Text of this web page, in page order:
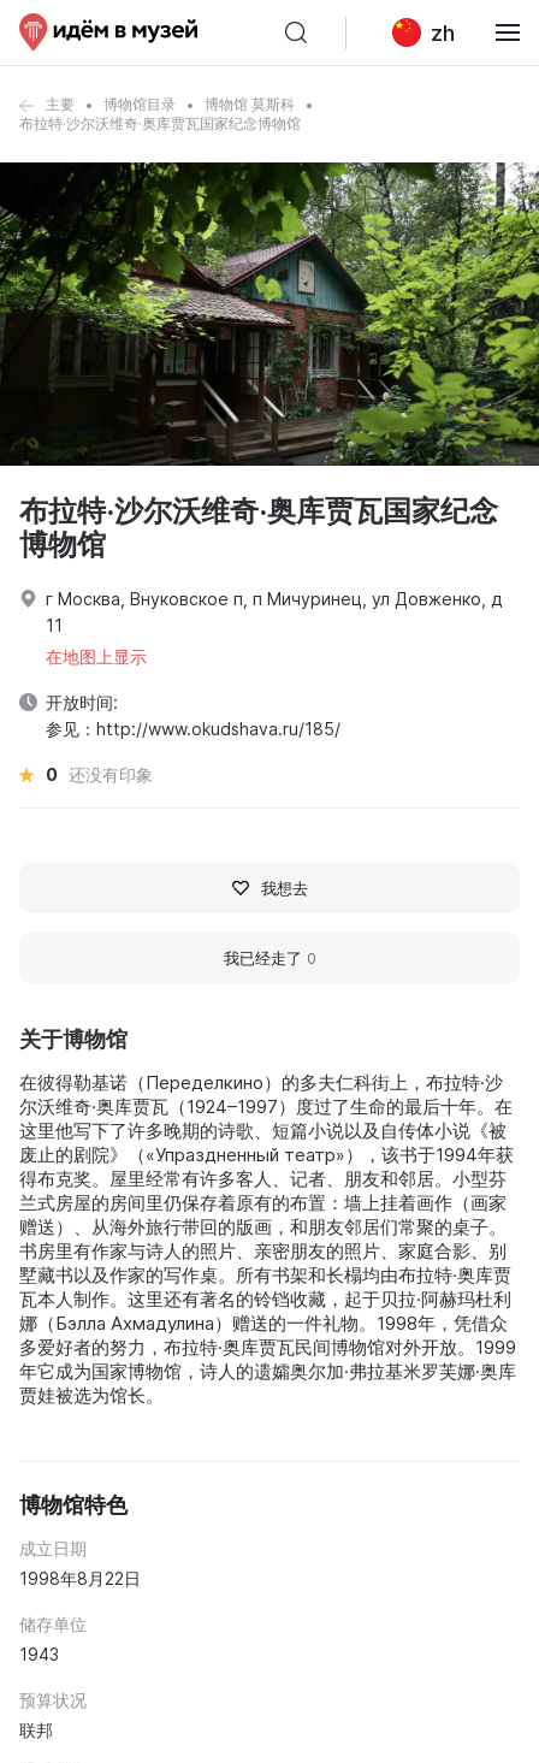
zh
主要 博物馆目录
博物馆 莫斯科
布拉特·沙尔沃维奇·奥库贾瓦国家纪念博物馆
关于博物馆
在彼得勒基诺（Переделкино）的多夫仁科街上，布拉特·沙
尔沃维奇·奥库贾瓦（1924–1997）度过了生命的最后十年。在
这里他写下了许多晚期的诗歌、短篇小说以及自传体小说《被
废止的剧院》（«Упраздненный театр»），该书于1994年获
得布克奖。屋里经常有许多客人、记者、朋友和邻居。小型芬
兰式房屋的房间里仍保存着原有的布置：墙上挂着画作（画家
赠送）、从海外旅行带回的版画，和朋友邻居们常聚的桌子。
书房里有作家与诗人的照片、亲密朋友的照片、家庭合影、别
墅藏书以及作家的写作桌。所有书架和长榻均由布拉特·奥库贾
瓦本人制作。这里还有著名的铃铛收藏，起于贝拉·阿赫玛杜利
娜（Бэлла Ахмадулина）赠送的一件礼物。1998年，凭借众
多爱好者的努力，布拉特·奥库贾瓦民间博物馆对外开放。1999
年它成为国家博物馆，诗人的遗孀奥尔加·弗拉基米罗芙娜·奥库
贾娃被选为馆长。
博物馆特色
成立日期
1998年8月22日
储存单位
1943
预算状况
联邦
布拉特·沙尔沃维奇·奥库贾瓦国家纪念
博物馆
г Москва, Внуковское п, п Мичуринец, ул Довженко, д
11
在地图上显示
开放时间:
参见：http://www.okudshava.ru/185/
0 还没有印象
我想去
我已经走了 0